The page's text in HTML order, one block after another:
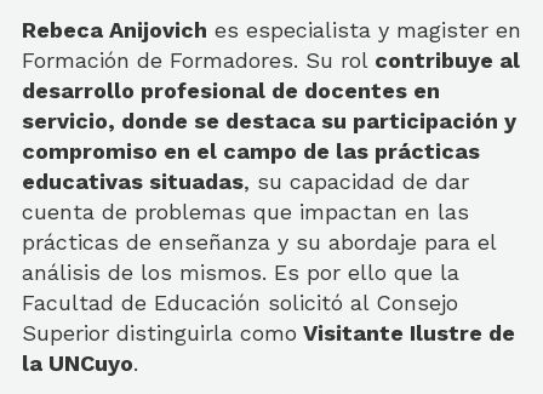
Rebeca Anijovich es especialista y magister en
Formación de Formadores. Su rol contribuye al
desarrollo profesional de docentes en
servicio, donde se destaca su participación y
compromiso en el campo de las prácticas
educativas situadas, su capacidad de dar
cuenta de problemas que impactan en las
prácticas de enseñanza y su abordaje para el
análisis de los mismos. Es por ello que la
Facultad de Educación solicitó al Consejo
Superior distinguirla como Visitante Ilustre de
la UNCuyo.